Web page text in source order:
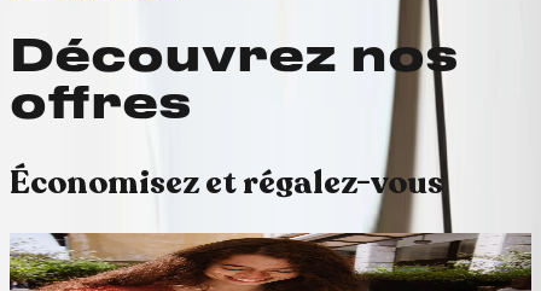
Découvrez nos
offres
Économisez et régalez-vous
15 % de réduction sur tout.
Avantages étudiants